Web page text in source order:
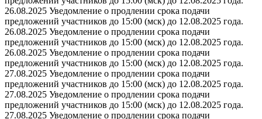
26.08.2025 Уведомление о продлении срока подачи
предложений участников до 15:00 (мск) до 12.08.2025 года.
26.08.2025 Уведомление о продлении срока подачи
предложений участников до 15:00 (мск) до 12.08.2025 года.
26.08.2025 Уведомление о продлении срока подачи
предложений участников до 15:00 (мск) до 12.08.2025 года.
27.08.2025 Уведомление о продлении срока подачи
предложений участников до 15:00 (мск) до 12.08.2025 года.
27.08.2025 Уведомление о продлении срока подачи
предложений участников до 15:00 (мск) до 12.08.2025 года.
27.08.2025 Уведомление о продлении срока подачи